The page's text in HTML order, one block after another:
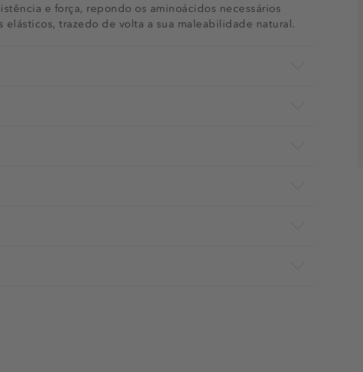
e força, repondo os aminoácidos necessários
elásticos, trazedo de volta a sua maleabilidade natural.